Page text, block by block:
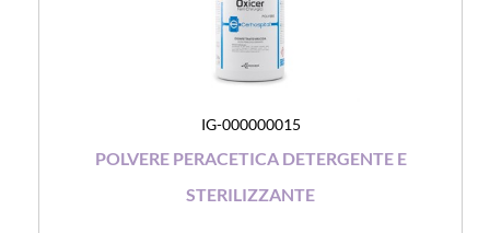
IG-000000015
POLVERE PERACETICA DETERGENTE E
STERILIZZANTE